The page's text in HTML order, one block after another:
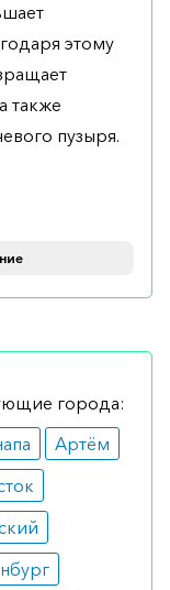
этому
также
пузыря.
повышением
и
города:
Артём